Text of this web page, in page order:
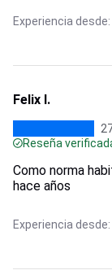
Experiencia
Felix I.
Reseña
Como norma
hace años
Experiencia